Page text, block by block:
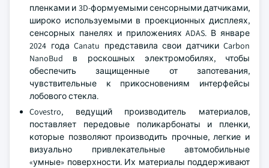
пленками и 3D-формуемыми сенсорными датчиками,
широко используемыми в проекционных дисплеях,
сенсорных панелях и приложениях ADAS. В январе
2024 года Canatu представила свои датчики Carbon
NanoBud в роскошных электромобилях, чтобы
обеспечить защищенные от запотевания,
чувствительные к прикосновениям интерфейсы
лобового стекла.
Covestro, ведущий производитель материалов,
поставляет передовые поликарбонаты и пленки,
которые позволяют производить прочные, легкие и
визуально привлекательные автомобильные
«умные» поверхности. Их материалы поддерживают